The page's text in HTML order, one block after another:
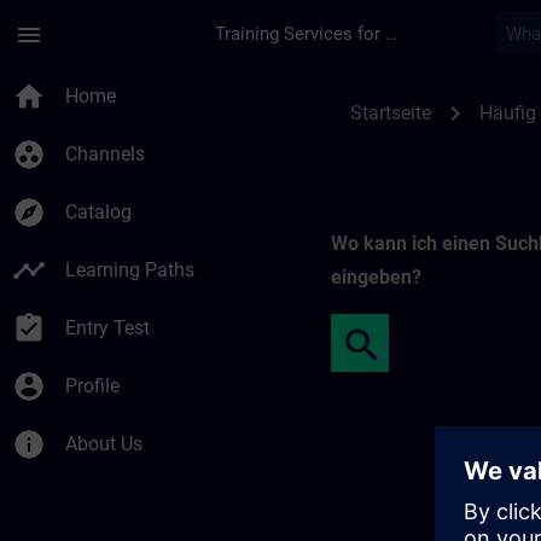
menu Training Services for Digital Industries
home Home
group_work Channels
explore Catalog
timeline Learning Paths
assignment_turned_in Entry Test
account_circle Profile
info About Us
Startseite chevron_right Häufig
Wo kann ich einen
eingeben?